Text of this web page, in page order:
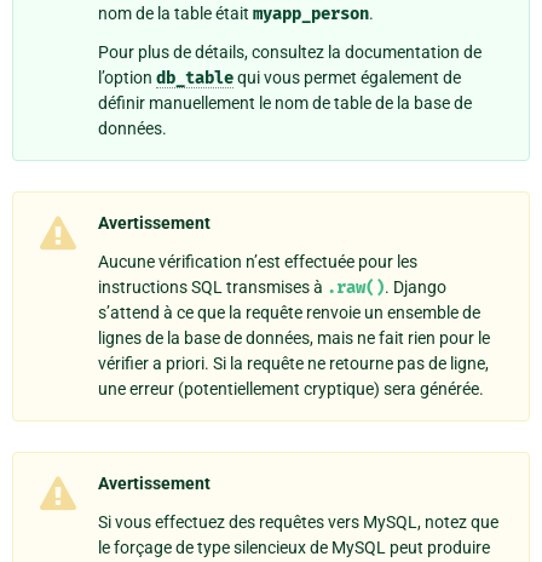
nom de la table était myapp_person.
Pour plus de détails, consultez la documentation de
l’option db_tablequi vous permet également de
définir manuellement le nom de table de la base de
données.
Avertissement
Aucune vérification n’est effectuée pour les
instructions SQL transmises à .raw(). Django
s’attend à ce que la requête renvoie un ensemble de
lignes de la base de données, mais ne fait rien pour le
vérifier a priori. Si la requête ne retourne pas de ligne,
une erreur (potentiellement cryptique) sera générée.
Avertissement
Si vous effectuez des requêtes vers MySQL, notez que
le forçage de type silencieux de MySQL peut produire